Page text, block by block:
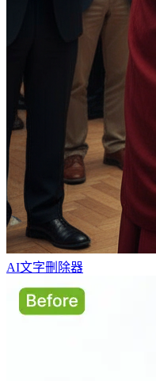
AI文字刪除器